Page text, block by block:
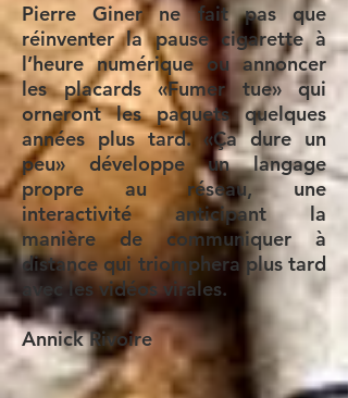
Pierre Giner ne fait pas que
réinventer la pause cigarette à
l’heure numérique ou annoncer
les placards «Fumer tue» qui
orneront les paquets quelques
années plus tard. «Ça dure un
peu» développe un langage
propre au réseau, une
interactivité anticipant la
manière de communiquer à
distance qui triomphera plus tard
avec les vidéos virales.
Annick Rivoire